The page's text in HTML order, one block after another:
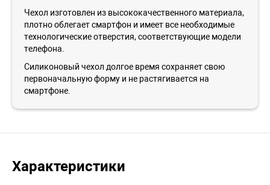
Чехол изготовлен из высококачественного материала,
плотно облегает смартфон и имеет все необходимые
технологические отверстия, соответствующие модели
телефона.
Силиконовый чехол долгое время сохраняет свою
первоначальную форму и не растягивается на
смартфоне.
Характеристики